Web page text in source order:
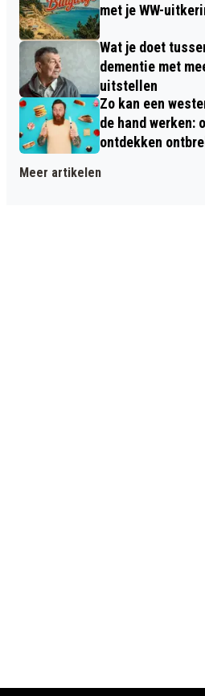
met je WW-
Wat je doet
dementie met
uitstellen
Zo kan een
de hand werken:
ontdekken
Meer artikelen